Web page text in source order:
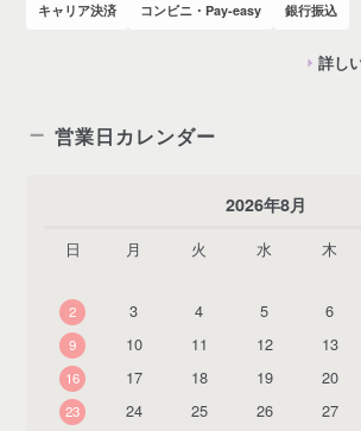
キャリア決済 コンビニ・Pay-easy 銀行振込
詳し
営業日カレンダー
2026年8月
日 月 火 水 木
2
3 4 5 6
9
10 11 12 13
16
17 18 19 20
23
24 25 26 27